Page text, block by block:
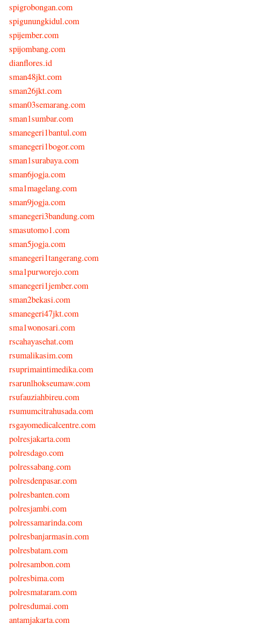
spigrobongan.com
spigunungkidul.com
spijember.com
spijombang.com
dianflores.id
sman48jkt.com
sman26jkt.com
sman03semarang.com
sman1sumbar.com
smanegeri1bantul.com
smanegeri1bogor.com
sman1surabaya.com
sman6jogja.com
sma1magelang.com
sman9jogja.com
smanegeri3bandung.com
smasutomo1.com
sman5jogja.com
smanegeri1tangerang.com
sma1purworejo.com
smanegeri1jember.com
sman2bekasi.com
smanegeri47jkt.com
sma1wonosari.com
rscahayasehat.com
rsumalikasim.com
rsuprimaintimedika.com
rsarunlhokseumaw.com
rsufauziahbireu.com
rsumumcitrahusada.com
rsgayomedicalcentre.com
polresjakarta.com
polresdago.com
polressabang.com
polresdenpasar.com
polresbanten.com
polresjambi.com
polressamarinda.com
polresbanjarmasin.com
polresbatam.com
polresambon.com
polresbima.com
polresmataram.com
polresdumai.com
antamjakarta.com